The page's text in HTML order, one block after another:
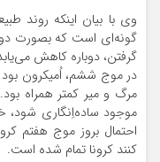
گونه‌ای است که بصورت
گرفتن، دوباره کاهش
در موج ششم، اُمیکرون
مرگ و میر کمتر همراه بود.
موجود ساده‌اِنگاری شود،
احتمال بروز موج هفتم
کنند کرونا تمام شده است.